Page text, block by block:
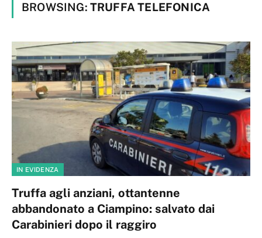
BROWSING: TRUFFA TELEFONICA
IN EVIDENZA
Truffa agli anziani, ottantenne
abbandonato a Ciampino: salvato dai
Carabinieri dopo il raggiro